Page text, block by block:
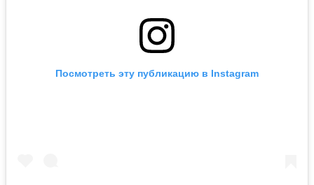
Посмотреть эту публикацию в Instagram